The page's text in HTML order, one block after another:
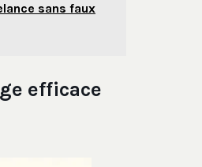
sans faux
efficace